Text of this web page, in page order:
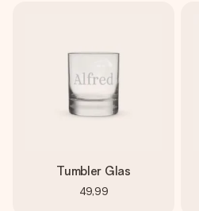
Tumbler Glas
49,99